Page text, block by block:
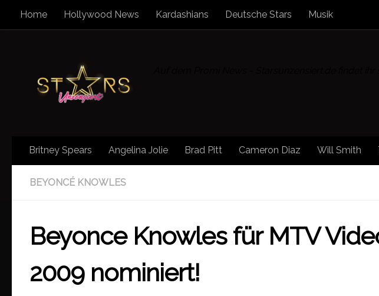
Zum Inhalt springen
Home Hollywood News Kardashians Deutsche Stars Musik
Britney Spears Angelina Jolie Brad Pitt Cameron Diaz Will Smith
BEYONCÉ KNOWLES
Beyonce Knowles für MTV
2009 nominiert!